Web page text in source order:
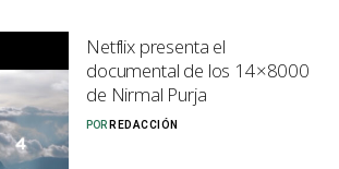
Netflix presenta el
documental de los 14×8000
de Nirmal Purja
POR REDACCIÓN